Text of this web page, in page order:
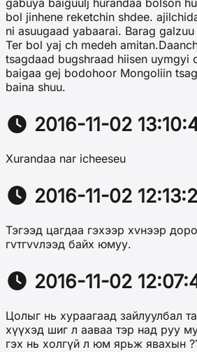
gabuya baiguulj hurandaa bolson
bol jinhene reketchin shdee.
ni asuugaad yabaarai. Barag
Ter bol yaj ch medeh
tsagdaad bugshraad hiisen uymgyi
baigaa gej bodohoor Mongoliin
baina shuu.
2016-11-02
Xurandaa nar icheeseu
2016-11-02
Тэгээд цагдаа гэхээр хvнээр
гvтгvvлээд байх юмуу.
2016-11-02
Цолыг нь хураагаад зайлуулбал
хүүхэд шиг л ааваа тэр над руу
гэх нь холгүй л юм ярьж явахын